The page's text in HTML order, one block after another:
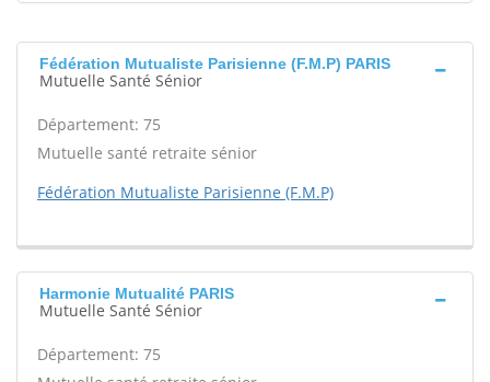
Fédération Mutualiste Parisienne (F.M.P) PARIS
Mutuelle Santé Sénior
Département: 75
Mutuelle santé retraite sénior
Fédération Mutualiste Parisienne (F.M.P)
Harmonie Mutualité PARIS
Mutuelle Santé Sénior
Département: 75